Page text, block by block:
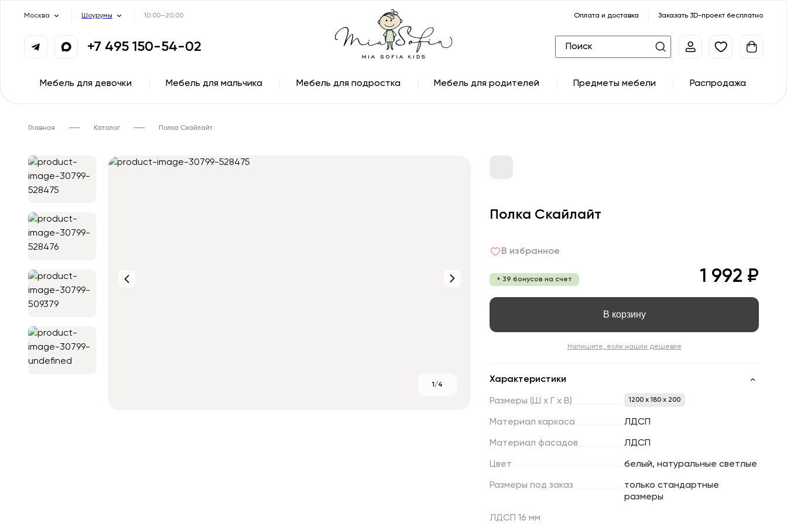
Москва Шоурумы 10:00–20:00 Оплата и доставка Заказать 3D-проект бесплатно
+7 495 150-54-02
Мебель для девочки Мебель для мальчика Мебель для подростка Мебель для родителей Предметы мебели Распродажа
Главная Каталог Полка Скайлайт
1/4
Полка Скайлайт
В избранное
+ 39 бонусов на счет 1 992 ₽
В корзину
Напишите, если нашли дешевле
Характеристики
Размеры (Ш х Г х В) 1200 x 180 x 200
Материал каркаса ЛДСП
Материал фасадов ЛДСП
Цвет белый, натуральные светлые
Размеры под заказ
только стандартные
размеры
ЛДСП 16 мм